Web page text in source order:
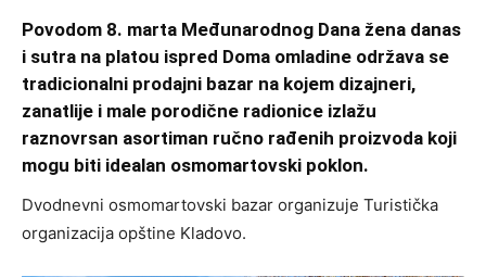
Povodom 8. marta Međunarodnog Dana žena danas
i sutra na platou ispred Doma omladine održava se
tradicionalni prodajni bazar na kojem dizajneri,
zanatlije i male porodične radionice izlažu
raznovrsan asortiman ručno rađenih proizvoda koji
mogu biti idealan osmomartovski poklon.
Dvodnevni osmomartovski bazar organizuje Turistička
organizacija opštine Kladovo.